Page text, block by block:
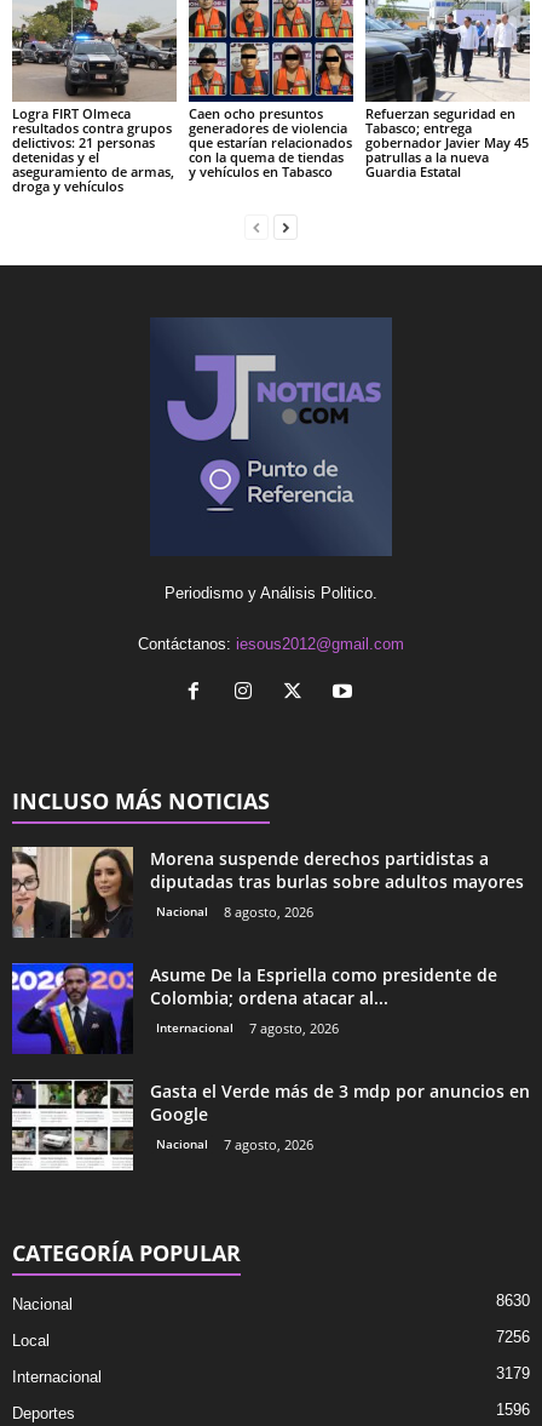
Logra FIRT Olmeca
resultados contra grupos
delictivos: 21 personas
detenidas y el
aseguramiento de armas,
droga y vehículos
Caen ocho presuntos
generadores de violencia
que estarían relacionados
con la quema de tiendas
y vehículos en Tabasco
Refuerzan seguridad en
Tabasco; entrega
gobernador Javier May 45
patrullas a la nueva
Guardia Estatal
Periodismo y Análisis Politico.
Contáctanos: iesous2012@gmail.com
INCLUSO MÁS NOTICIAS
Morena suspende derechos partidistas a
diputadas tras burlas sobre adultos mayores
Nacional 8 agosto, 2026
Asume De la Espriella como presidente de
Colombia; ordena atacar al...
Internacional 7 agosto, 2026
Gasta el Verde más de 3 mdp por anuncios en
Google
Nacional 7 agosto, 2026
CATEGORÍA POPULAR
Nacional 8630
Local 7256
Internacional 3179
Deportes 1596